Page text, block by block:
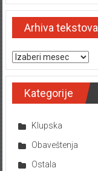
Arhiva tekstova
Arhiva tekstova
Kategorije
Klupska
Obaveštenja
Ostala